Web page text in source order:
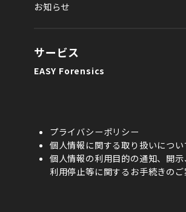
お知らせ
サービス
EASY Forensics
プライバシーポリシー
個人情報に関する取り扱いについ
個人情報の利用目的の通知、開示
利用停止等に関するお手続きのご